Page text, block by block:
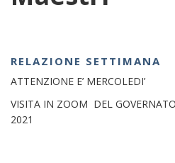
RELAZIONE SETTIMANA
ATTENZIONE E’ MERCOLEDI’
VISITA IN ZOOM DEL
2021